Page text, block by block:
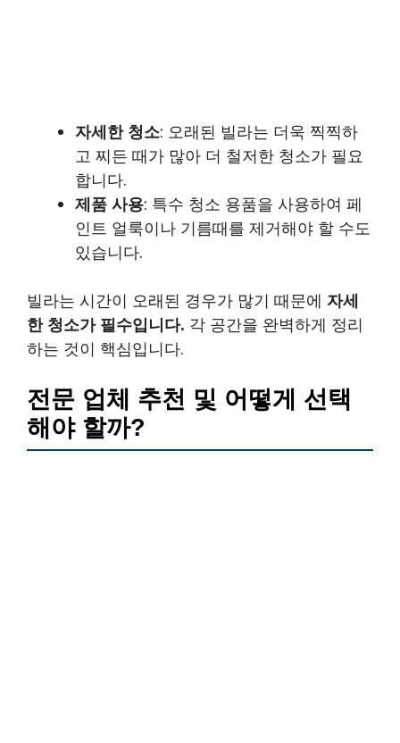
자세한 청소: 오래된 빌라는 더욱 찍찍하
고 찌든 때가 많아 더 철저한 청소가 필요
합니다.
제품 사용: 특수 청소 용품을 사용하여 페
인트 얼룩이나 기름때를 제거해야 할 수도
있습니다.
빌라는 시간이 오래된 경우가 많기 때문에 자세
한 청소가 필수입니다. 각 공간을 완벽하게 정리
하는 것이 핵심입니다.
전문 업체 추천 및 어떻게 선택
해야 할까?